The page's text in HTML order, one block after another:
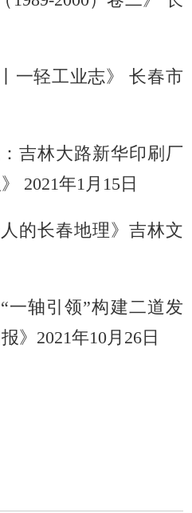
轻工业志》 长春市
吉林大路新华印刷厂
》 2021年1 月 15 日
的长春地理 》 吉林文
“一轴引领”构建二道发
》 2021年10月26日